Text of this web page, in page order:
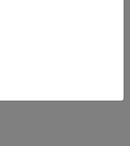
рожок